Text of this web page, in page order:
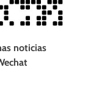
noticias